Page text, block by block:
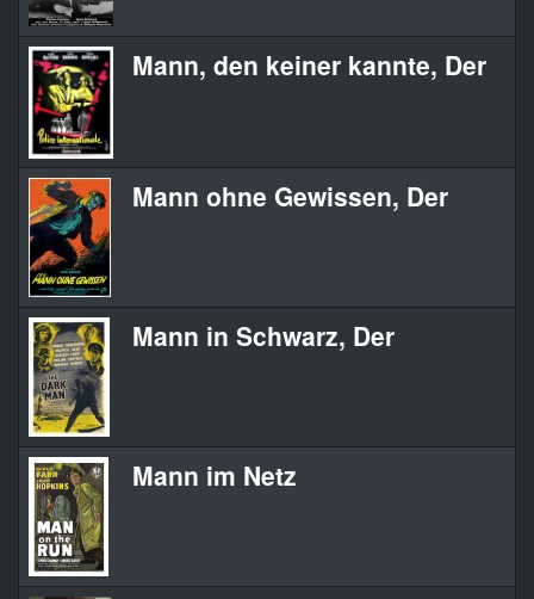
Mann, den keiner kannte, Der
Mann ohne Gewissen, Der
Mann in Schwarz, Der
Mann im Netz